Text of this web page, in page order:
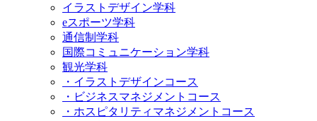
イラストデザイン学科
eスポーツ学科
通信制学科
国際コミュニケーション学科
観光学科
・イラストデザインコース
・ビジネスマネジメントコース
・ホスピタリティマネジメントコース